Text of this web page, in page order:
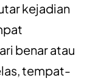
kejadian
benar atau
tempat-